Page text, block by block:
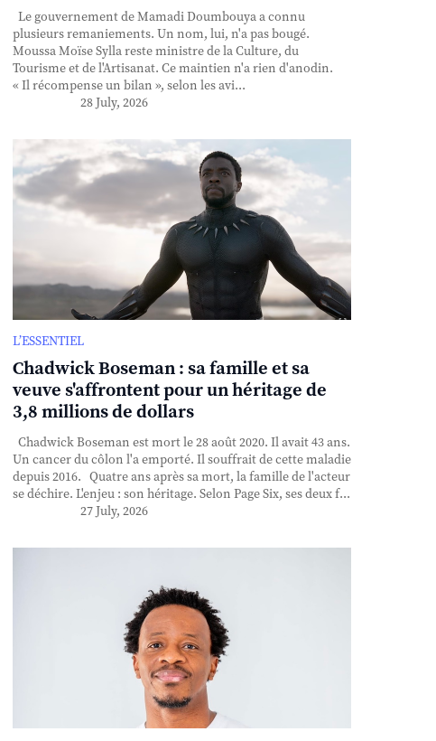
Le gouvernement de Mamadi Doumbouya a connu
plusieurs remaniements. Un nom, lui, n'a pas bougé.
Moussa Moïse Sylla reste ministre de la Culture, du
Tourisme et de l'Artisanat. Ce maintien n'a rien d'anodin.
« Il récompense un bilan », selon les avi...
28 July, 2026
L’ESSENTIEL
Chadwick Boseman : sa famille et sa
veuve s'affrontent pour un héritage de
3,8 millions de dollars
Chadwick Boseman est mort le 28 août 2020. Il avait 43 ans.
Un cancer du côlon l'a emporté. Il souffrait de cette maladie
depuis 2016. Quatre ans après sa mort, la famille de l'acteur
se déchire. L'enjeu : son héritage. Selon Page Six, ses deux f...
27 July, 2026